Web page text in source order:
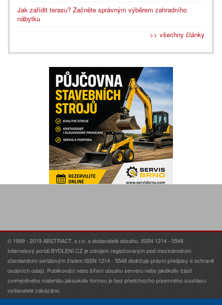
Jak zařídit terasu? Začněte správným výběrem zahradního
nábytku
>> všechny články
© 1999 - 2019 ABSTRACT, s.r.o. a dodavatelé obsahu. ISSN 1214 - 5548
Internetový portál BYDLENÍ.CZ je zdrojem registrovaným pod mezinárodním
standardním seriálovým číslem ISSN 1214 - 5548 dodržuje právní předpisy o ochraně
osobních údajů. Publikování nebo šíření obsahu serveru nebo jakékoliv části
zveřejněného materiálu jakoukoliv formou je bez předchozího písemného souhlasu
vydavatele zakázáno.